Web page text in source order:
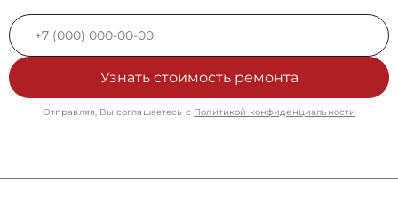
Узнать стоимость ремонта
Отправляя, Вы соглашаетесь с Политикой конфиденциальности